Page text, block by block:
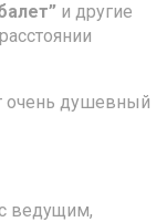
и другие
очень душевный
ведущим,